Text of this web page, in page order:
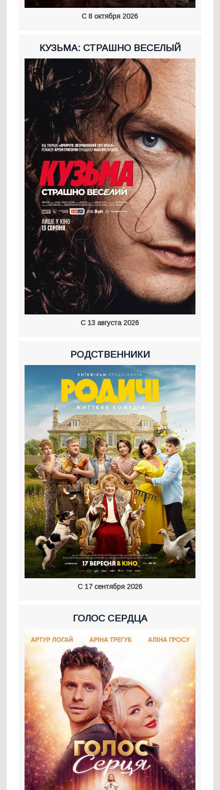
С 8 октября 2026
КУЗЬМА: СТРАШНО ВЕСЕЛЫЙ
С 13 августа 2026
РОДСТВЕННИКИ
С 17 сентября 2026
ГОЛОС СЕРДЦА